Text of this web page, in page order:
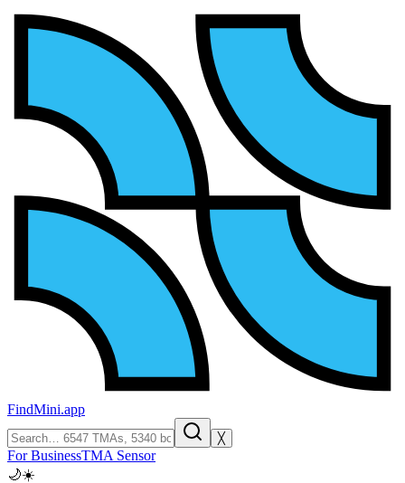
FindMini.app
╳
For BusinessTMA Sensor
🌙☀️